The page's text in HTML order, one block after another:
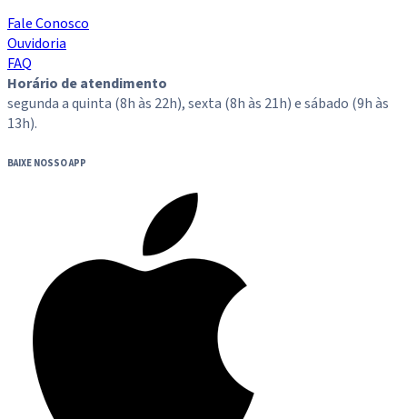
Fale Conosco
Ouvidoria
FAQ
Horário de atendimento
segunda a quinta (8h às 22h), sexta (8h às 21h) e sábado (9h às
13h).
BAIXE NOSSO APP